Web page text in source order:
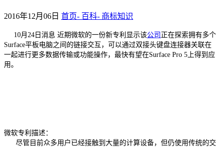
2016年12月06日 首页- 百科- 商标知识
10月24日消息 近期微软的一份新专利显示该公司 正在探索拥有多个
Surface平板电脑之间的链接交互，可以通过双接头键盘连接器关联在
一起进行更多数据传输或功能操作，最快有望在Surface Pro 5上得到应
用。
微软专利描述：
尽管目前众多用户已经接触到大量的计算设备，但仍使用传统的交